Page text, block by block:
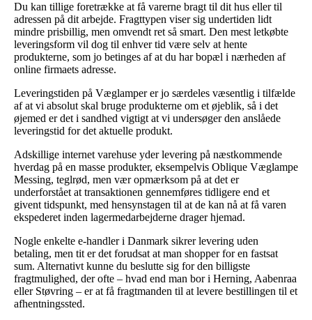
Du kan tillige foretrække at få varerne bragt til dit hus eller til
adressen på dit arbejde. Fragttypen viser sig undertiden lidt
mindre prisbillig, men omvendt ret så smart. Den mest letkøbte
leveringsform vil dog til enhver tid være selv at hente
produkterne, som jo betinges af at du har bopæl i nærheden af
online firmaets adresse.
Leveringstiden på Væglamper er jo særdeles væsentlig i tilfælde
af at vi absolut skal bruge produkterne om et øjeblik, så i det
øjemed er det i sandhed vigtigt at vi undersøger den anslåede
leveringstid for det aktuelle produkt.
Adskillige internet varehuse yder levering på næstkommende
hverdag på en masse produkter, eksempelvis Oblique Væglampe
Messing, teglrød, men vær opmærksom på at det er
underforstået at transaktionen gennemføres tidligere end et
givent tidspunkt, med hensynstagen til at de kan nå at få varen
ekspederet inden lagermedarbejderne drager hjemad.
Nogle enkelte e-handler i Danmark sikrer levering uden
betaling, men tit er det forudsat at man shopper for en fastsat
sum. Alternativt kunne du beslutte sig for den billigste
fragtmulighed, der ofte – hvad end man bor i Herning, Aabenraa
eller Støvring – er at få fragtmanden til at levere bestillingen til et
afhentningssted.